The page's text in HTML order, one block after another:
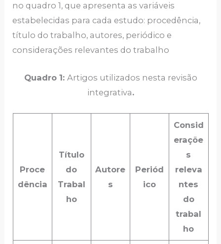
no quadro 1, que apresenta as variáveis
estabelecidas para cada estudo: procedência,
título do trabalho, autores, periódico e
considerações relevantes do trabalho
Quadro 1: Artigos utilizados nesta revisão
integrativa.
Proce
dência
Título
do
Trabal
ho
Autore
s
Periód
ico
Consid
eraçõe
s
releva
ntes
do
trabal
ho